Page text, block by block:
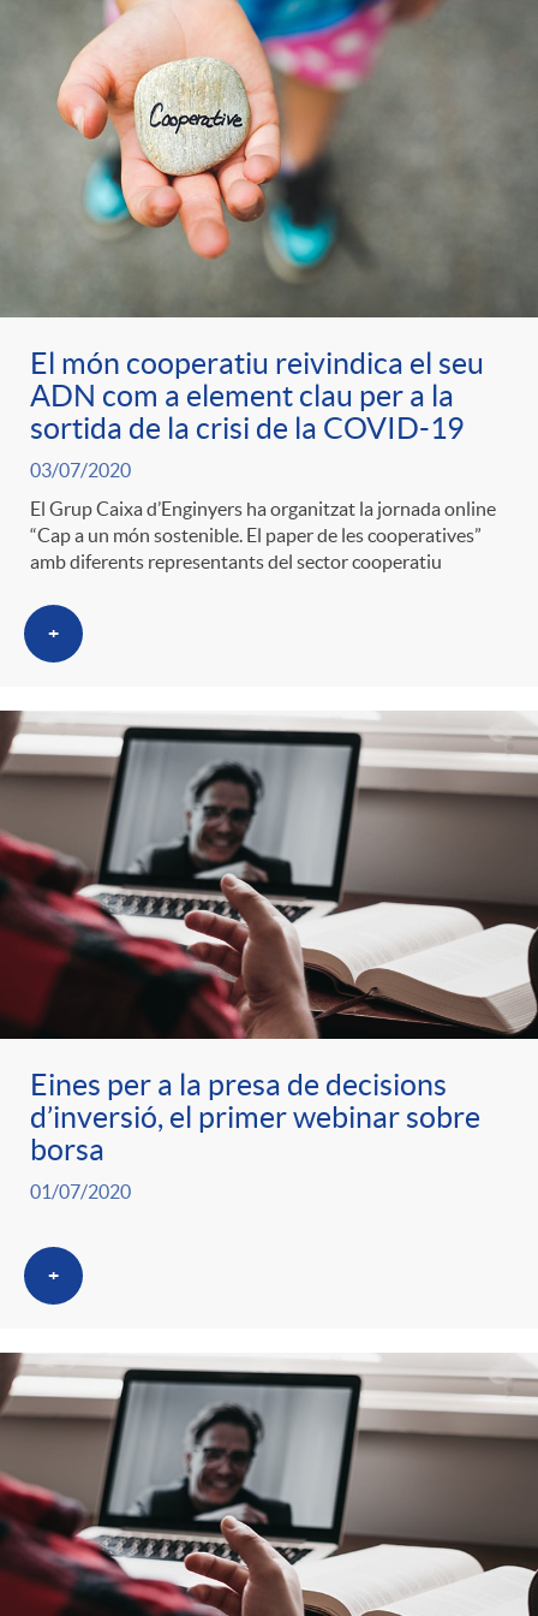
C
a
t
e
g
o
r
i
a
s
s
El món cooperatiu reivindica el seu
ADN com a element clau per a la
sortida de la crisi de la COVID-19
03/07/2020
El Grup Caixa d’Enginyers ha organitzat la jornada online
“Cap a un món sostenible. El paper de les cooperatives”
amb diferents representants del sector cooperatiu
+
Eines per a la presa de decisions
d’inversió, el primer webinar sobre
borsa
01/07/2020
+